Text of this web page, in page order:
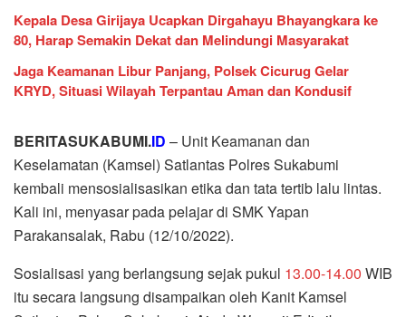
Kepala Desa Girijaya Ucapkan Dirgahayu Bhayangkara ke
80, Harap Semakin Dekat dan Melindungi Masyarakat
Jaga Keamanan Libur Panjang, Polsek Cicurug Gelar
KRYD, Situasi Wilayah Terpantau Aman dan Kondusif
BERITASUKABUMI.ID – Unit Keamanan dan
Keselamatan (Kamsel) Satlantas Polres Sukabumi
kembali mensosialisasikan etika dan tata tertib lalu lintas.
Kali ini, menyasar pada pelajar di SMK Yapan
Parakansalak, Rabu (12/10/2022).
Sosialisasi yang berlangsung sejak pukul 13.00-14.00 WIB
itu secara langsung disampaikan oleh Kanit Kamsel